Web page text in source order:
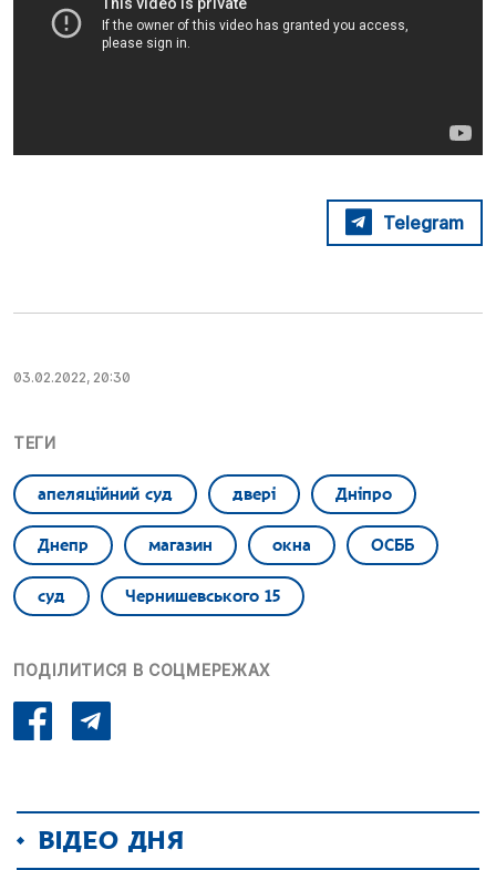
Telegram
03.02.2022, 20:30
ТЕГИ
апеляційний суд двері Дніпро
Днепр магазин окна ОСББ
суд Чернишевського 15
ПОДІЛИТИСЯ В СОЦМЕРЕЖАХ
ВІДЕО ДНЯ